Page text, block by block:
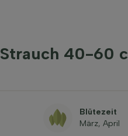
40-60
Blütezeit
März, April